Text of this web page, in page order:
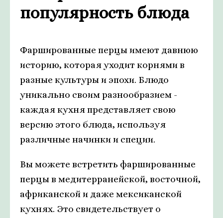
популярность блюда
Фаршированные перцы имеют давнюю
историю, которая уходит корнями в
разные культуры и эпохи. Блюдо
уникально своим разнообразием -
каждая кухня представляет свою
версию этого блюда, используя
различные начинки и специи.
Вы можете встретить фаршированные
перцы в медитерранейской, восточной,
африканской и даже мексиканской
кухнях. Это свидетельствует о